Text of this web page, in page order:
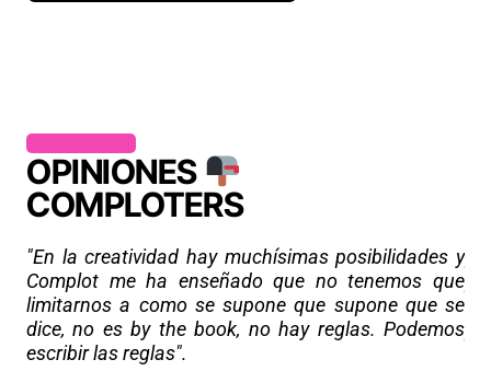
OPINIONES
COMPLOTERS
"En la creatividad hay muchísimas posibilidades y
Complot me ha enseñado que no tenemos que
limitarnos a como se supone que supone que se
dice, no es by the book, no hay reglas. Podemos
escribir las reglas".